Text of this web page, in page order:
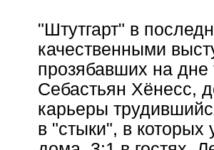
"Штутгарт" в
качественными
прозябавших на дне
Себастьян Хёнесс,
карьеры
в "стыки", в которых